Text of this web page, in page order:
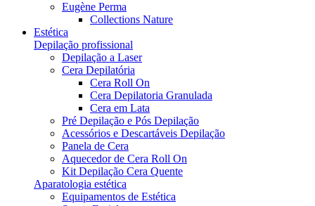
Eugène Perma
Collections Nature
Estética
Depilação profissional
Depilação a Laser
Cera Depilatória
Cera Roll On
Cera Depilatoria Granulada
Cera em Lata
Pré Depilação e Pós Depilação
Acessórios e Descartáveis Depilação
Panela de Cera
Aquecedor de Cera Roll On
Kit Depilação Cera Quente
Aparatologia estética
Equipamentos de Estética